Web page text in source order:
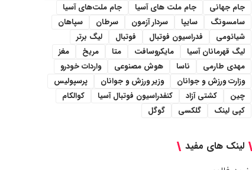
جام جهانی
جام ملت های آسیا
جام ملت‌های آسیا
سامسونگ
سایپا سردار آزمون سرطان
سپاهان
شیائومی
فدراسیون فوتبال فوتبال
لیگ برتر
لیگ قهرمانان آسیا
مایکروسافت متا مریخ
مغز
مهدی طارمی
ناسا هوش مصنوعی
واردات خودرو
وزارت ورزش و جوانان
وزیر ورزش و جوانان
پرسپولیس
چین
کشتی آزاد کنفدراسیون فوتبال آسیا
کوالکام
کپی لینک
گلکسی گوگل
لینک های مفید